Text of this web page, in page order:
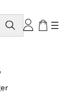
Rechercher